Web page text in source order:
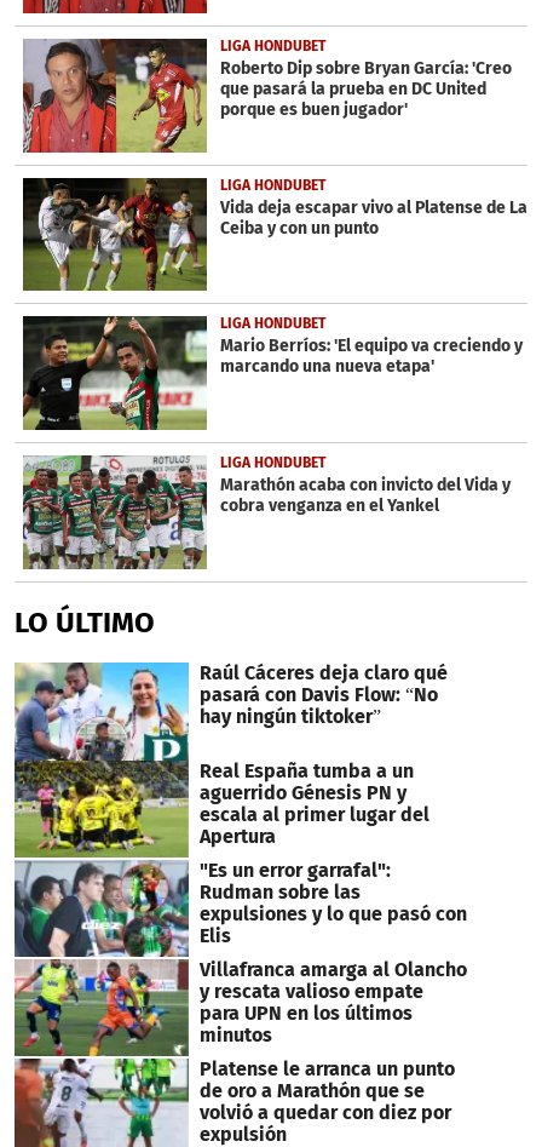
LIGA HONDUBET
Roberto Dip sobre Bryan García: 'Creo
que pasará la prueba en DC United
porque es buen jugador'
LIGA HONDUBET
Vida deja escapar vivo al Platense de La
Ceiba y con un punto
LIGA HONDUBET
Mario Berríos: 'El equipo va creciendo y
marcando una nueva etapa'
LIGA HONDUBET
Marathón acaba con invicto del Vida y
cobra venganza en el Yankel
LO ÚLTIMO
Raúl Cáceres deja claro qué
pasará con Davis Flow: “No
hay ningún tiktoker”
Real España tumba a un
aguerrido Génesis PN y
escala al primer lugar del
Apertura
"Es un error garrafal":
Rudman sobre las
expulsiones y lo que pasó con
Elis
Villafranca amarga al Olancho
y rescata valioso empate
para UPN en los últimos
minutos
Platense le arranca un punto
de oro a Marathón que se
volvió a quedar con diez por
expulsión